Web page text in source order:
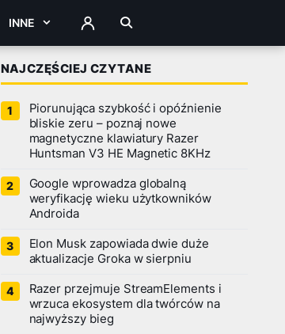
INNE ZALOGUJ
NAJCZĘŚCIEJ CZYTANE
Piorunująca szybkość i opóźnienie
bliskie zeru – poznaj nowe
magnetyczne klawiatury Razer
Huntsman V3 HE Magnetic 8KHz
Google wprowadza globalną
weryfikację wieku użytkowników
Androida
Elon Musk zapowiada dwie duże
aktualizacje Groka w sierpniu
Razer przejmuje StreamElements i
wrzuca ekosystem dla twórców na
najwyższy bieg